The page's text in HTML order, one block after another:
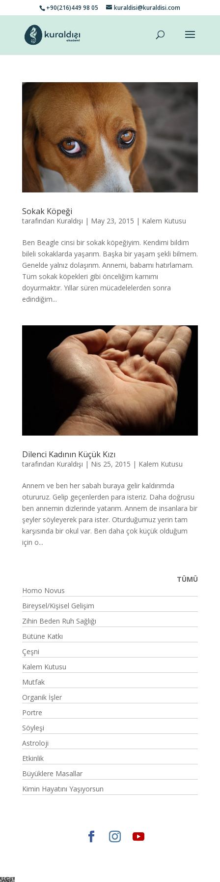
+90(216)449 98 05 kuraldisi@kuraldisi.com
Sokak Köpeği
tarafından Kuraldışı | May 23, 2015 | Kalem Kutusu
Ben Beagle cinsi bir sokak köpeğiyim. Kendimi bildim
bileli sokaklarda yaşarım. Başka bir yaşam şekli bilmem.
Genelde yalnız dolaşırım. Annemi, babamı hatırlamam.
Tüm sokak köpekleri gibi önceliğim karnımı
doyurmaktır. Yıllar süren mücadelelerden sonra
edindiğim...
Dilenci Kadının Küçük Kızı
tarafından Kuraldışı | Nis 25, 2015 | Kalem Kutusu
Annem ve ben her sabah buraya gelir kaldırımda
otururuz. Gelip geçenlerden para isteriz. Daha doğrusu
ben annemin dizlerinde yatarım. Annem de insanlara bir
şeyler söyleyerek para ister. Oturduğumuz yerin tam
karşısında bir okul var. Ben daha çok küçük olduğum
için o...
TÜMÜ
Homo Novus
Bireysel/Kişisel Gelişim
Zihin Beden Ruh Sağlığı
Bütüne Katkı
Çeşni
Kalem Kutusu
Mutfak
Organik İşler
Portre
Söyleşi
Astroloji
Etkinlik
Büyüklere Masallar
Kimin Hayatını Yaşıyorsun